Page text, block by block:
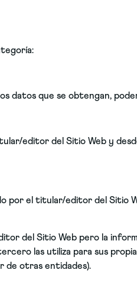
datos que se obtengan,
editor del Sitio Web y
por el titular/editor del Sitio
del Sitio Web pero la
las utiliza para sus
de otras entidades).